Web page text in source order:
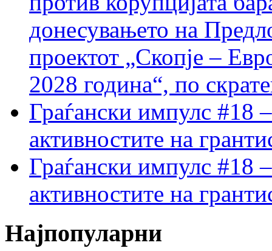
донесувањето на
проектот „Скопје –
2028 година“, по
Граѓански импулс #18
активностите на
Граѓански импулс #18
активностите на
Најпопуларни